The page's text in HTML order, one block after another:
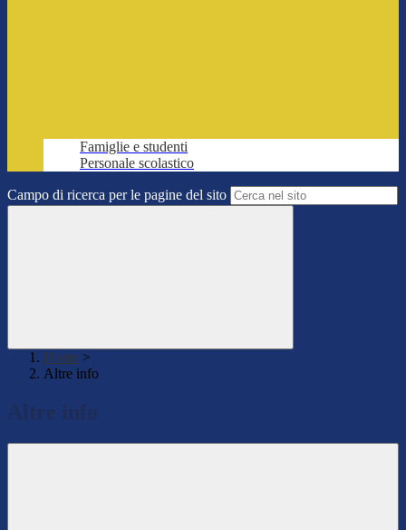
Famiglie e studenti
Personale scolastico
Campo di ricerca per le pagine del sito
Home >
Altre info
Altre info